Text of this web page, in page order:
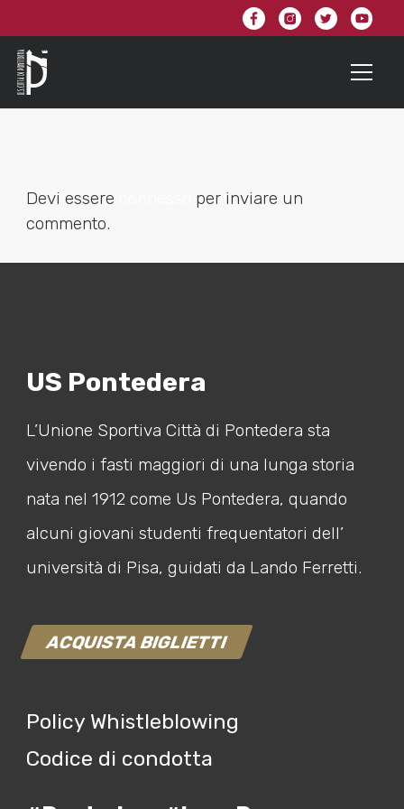
Devi essere
per inviare un
commento.
US Pontedera
L’Unione Sportiva Città di Pontedera sta
vivendo i fasti maggiori di una lunga storia
nata nel 1912 come Us Pontedera, quando
alcuni giovani studenti frequentatori dell’
università di Pisa, guidati da Lando Ferretti.
ACQUISTA BIGLIETTI
Policy Whistleblowing
Codice di condotta